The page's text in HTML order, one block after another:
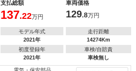
支払総額
車両価格
137.22万円 129.8万円
モデル年式
2021年
走行距離
14274Km
初度登録年
2021年
車検/自賠責
車検無し